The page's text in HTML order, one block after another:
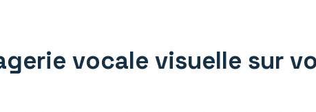
vocale visuelle sur